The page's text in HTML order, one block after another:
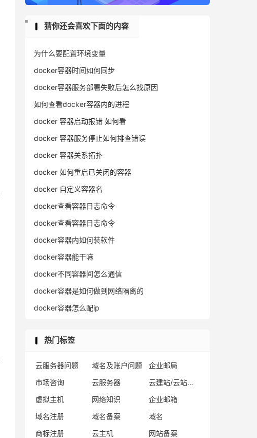
猜你还会喜欢下面的内容
为什么要配置环境变量
docker容器时间如何同步
docker容器服务部署失败后怎么找原因
如何查看docker容器内的进程
docker 容器启动报错 如何看
docker 容器服务停止如何排查错误
docker 容器关系拓扑
docker 如何重启已关闭的容器
docker 自定义容器名
docker查看容器日志命令
docker查看容器日志命令
docker容器内如何装软件
docker容器能干嘛
docker不同容器间怎么通信
docker容器是如何做到网络隔离的
docker容器怎么配ip
热门标签
云服务器问题 域名及账户问题
企业邮局
市场咨询
云服务器
云建站/云站群/小程序
虚拟主机
网络知识
企业邮箱
域名注册
域名备案
域名
商标注册
云主机
网站备案